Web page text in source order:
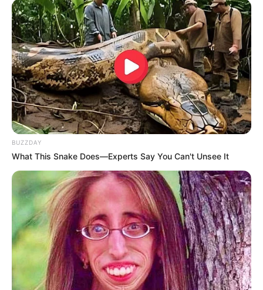
BUZZDAY
What This Snake Does—Experts Say You Can't Unsee It